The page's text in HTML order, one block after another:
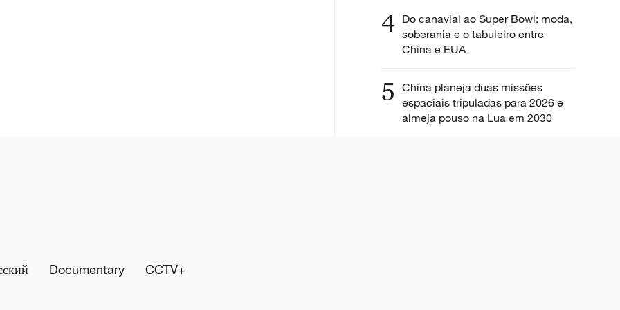
4 Do canavial ao Super Bowl: moda,
soberania e o tabuleiro entre
China e EUA
5 China planeja duas missões
espaciais tripuladas para 2026 e
almeja pouso na Lua em 2030
Documentary CCTV+